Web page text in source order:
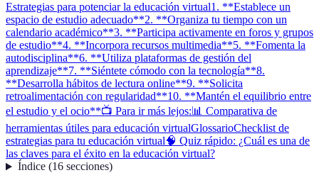
Estrategias para potenciar la educación virtual1. **Establece un
espacio de estudio adecuado**2. **Organiza tu tiempo con un
calendario académico**3. **Participa activamente en foros y grupos
de estudio**4. **Incorpora recursos multimedia**5. **Fomenta la
autodisciplina**6. **Utiliza plataformas de gestión del
aprendizaje**7. **Siéntete cómodo con la tecnología**8.
**Desarrolla hábitos de lectura online**9. **Solicita
retroalimentación con regularidad**10. **Mantén el equilibrio entre
el estudio y el ocio**📺 Para ir más lejos:📊 Comparativa de
herramientas útiles para educación virtualGlossarioChecklist de
estrategias para tu educación virtual🧠 Quiz rápido: ¿Cuál es una de
las claves para el éxito en la educación virtual?
Índice(16 secciones)